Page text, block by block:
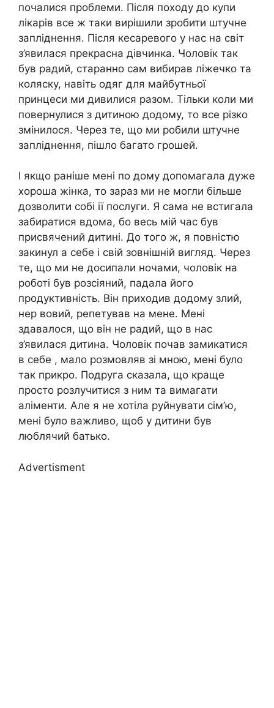
почалися проблеми. Після походу до купи
лікарів все ж таки вирішили зробити штучне
запліднення. Після кесаревого у нас на світ
з’явилася прекрасна дівчинка. Чоловік так
був радий, старанно сам вибирав ліжечко та
коляску, навіть одяг для майбутньої
принцеси ми дивилися разом. Тільки коли ми
повернулися з дитиною додому, то все різко
змінилося. Через те, що ми робили штучне
запліднення, пішло багато грошей.
І якщо раніше мені по дому допомагала дуже
хороша жінка, то зараз ми не могли більше
дозволити собі ії послуги. Я сама не встигала
забиратися вдома, бо весь мій час був
присвячений дитині. До того ж, я повністю
закинул а себе і свій зовнішній вигляд. Через
те, що ми не досипали ночами, чоловік на
роботі був розсіяний, падала його
продуктивність. Він приходив додому злий,
нер вовий, репетував на мене. Мені
здавалося, що він не радий, що в нас
з’явилася дитина. Чоловік почав замикатися
в себе , мало розмовляв зі мною, мені було
так прикро. Подруга сказала, що краще
просто розлучитися з ним та вимагати
аліменти. Але я не хотіла руйнувати сім’ю,
мені було важливо, щоб у дитини був
люблячий батько.
Advertisment